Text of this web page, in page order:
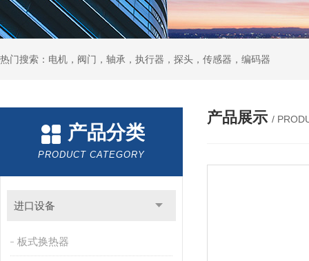
热门搜索：电机，阀门，轴承，执行器，探头，传感器，编码器
产品分类
PRODUCT CATEGORY
进口设备
板式换热器
产品展示 /